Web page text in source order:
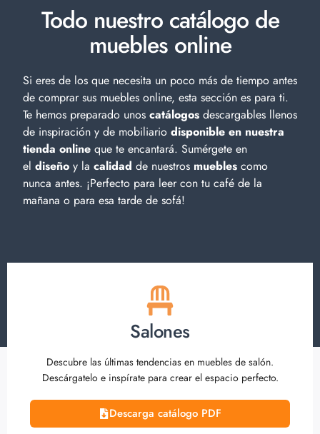
Todo nuestro catálogo de
muebles online
Si eres de los que necesita un poco más de tiempo antes
de comprar sus muebles online, esta sección es para ti.
Te hemos preparado unos catálogos descargables llenos
de inspiración y de mobiliario disponible en nuestra
tienda online que te encantará. Sumérgete en
el diseño y la calidad de nuestros muebles como
nunca antes. ¡Perfecto para leer con tu café de la
mañana o para esa tarde de sofá!
Salones
Descubre las últimas tendencias en muebles de salón.
Descárgatelo e inspírate para crear el espacio perfecto.
Descarga catálogo PDF